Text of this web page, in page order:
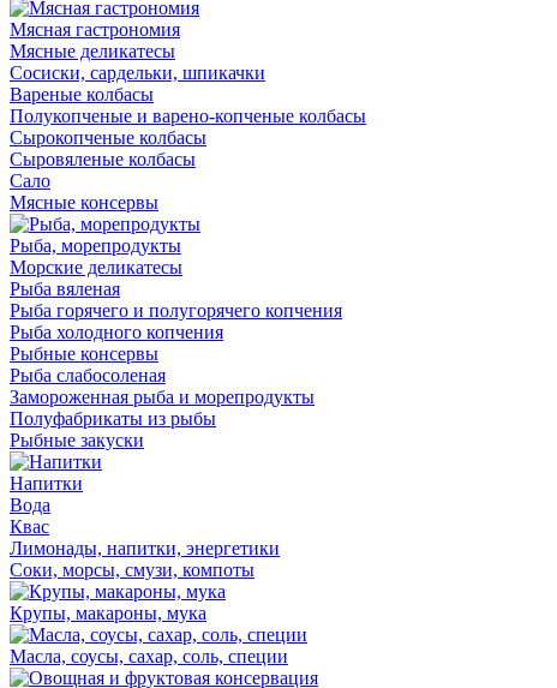
Мясная гастрономия
Мясные деликатесы
Сосиски, сардельки, шпикачки
Вареные колбасы
Полукопченые и варено-копченые колбасы
Сырокопченые колбасы
Сыровяленые колбасы
Сало
Мясные консервы
Рыба, морепродукты
Морские деликатесы
Рыба вяленая
Рыба горячего и полугорячего копчения
Рыба холодного копчения
Рыбные консервы
Рыба слабосоленая
Замороженная рыба и морепродукты
Полуфабрикаты из рыбы
Рыбные закуски
Напитки
Вода
Квас
Лимонады, напитки, энергетики
Соки, морсы, смузи, компоты
Крупы, макароны, мука
Масла, соусы, сахар, соль, специи